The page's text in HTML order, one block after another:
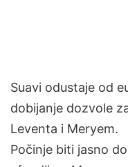
Suavi odustaje od
dobijanje dozvole
Leventa i Meryem.
Počinje biti jasno